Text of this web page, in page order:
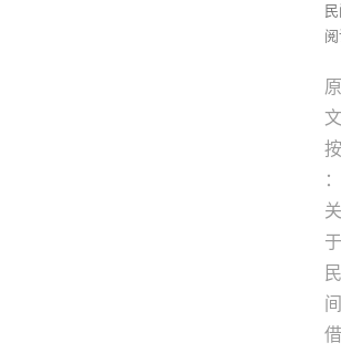
原
文
按
：
关
于
民
间
借